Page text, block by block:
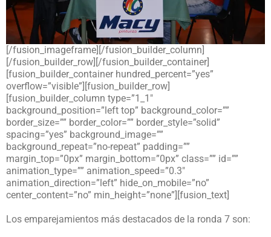
[/fusion_imageframe][/fusion_builder_column]
[/fusion_builder_row][/fusion_builder_container]
[fusion_builder_container hundred_percent=”yes”
overflow=”visible”][fusion_builder_row]
[fusion_builder_column type=”1_1″
background_position=”left top” background_color=””
border_size=”” border_color=”” border_style=”solid”
spacing=”yes” background_image=””
background_repeat=”no-repeat” padding=””
margin_top=”0px” margin_bottom=”0px” class=”” id=””
animation_type=”” animation_speed=”0.3″
animation_direction=”left” hide_on_mobile=”no”
center_content=”no” min_height=”none”][fusion_text]
Los emparejamientos más destacados de la ronda 7 son: